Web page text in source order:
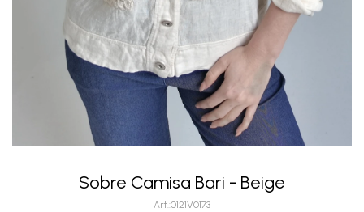
Sobre Camisa Bari - Beige
0121V0173